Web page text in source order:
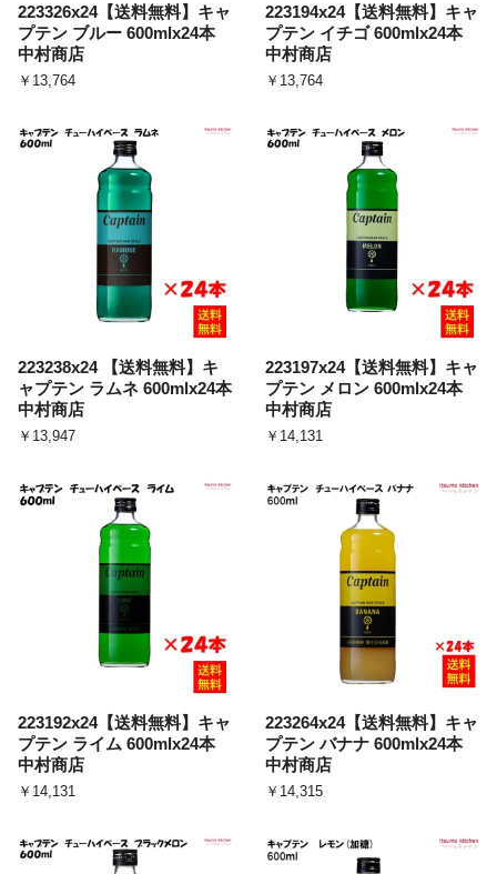
223326x24【送料無料】キャ
プテン ブルー 600mlx24本
中村商店
￥13,764
223194x24【送料無料】キャ
プテン イチゴ 600mlx24本
中村商店
￥13,764
223238x24 【送料無料】キ
ャプテン ラムネ 600mlx24本
中村商店
￥13,947
223197x24【送料無料】キャ
プテン メロン 600mlx24本
中村商店
￥14,131
223192x24【送料無料】キャ
プテン ライム 600mlx24本
中村商店
￥14,131
223264x24【送料無料】キャ
プテン バナナ 600mlx24本
中村商店
￥14,315